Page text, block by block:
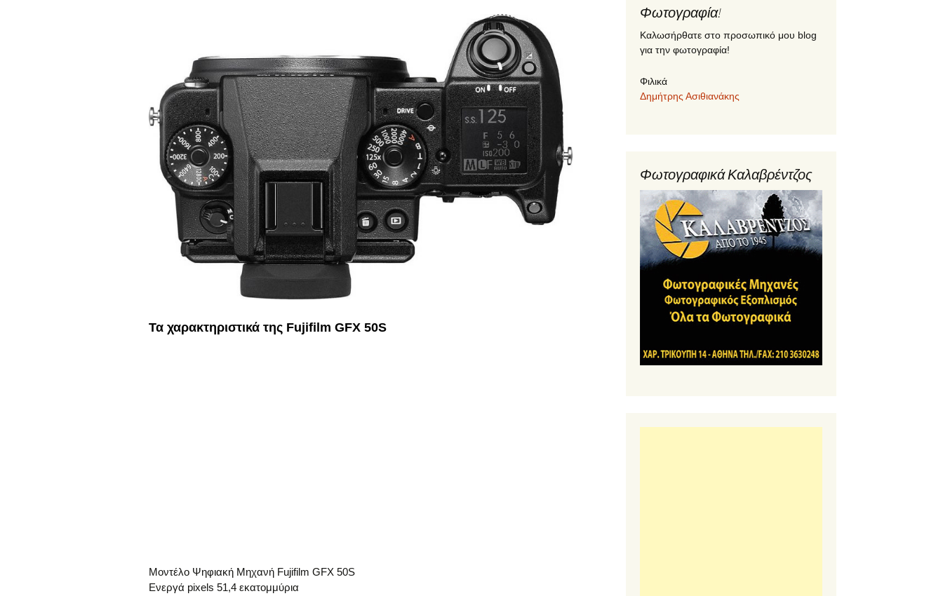
Τα χαρακτηριστικά της Fujifilm GFX 50S
Μοντέλο Ψηφιακή Μηχανή Fujifilm GFX 50S
Ενεργά pixels 51,4 εκατομμύρια
Φωτογραφία!
Καλωσήρθατε στο προσωπικό μου blog
για την φωτογραφία!
Φιλικά
Δημήτρης Ασιθιανάκης
Φωτογραφικά Καλαβρέντζος